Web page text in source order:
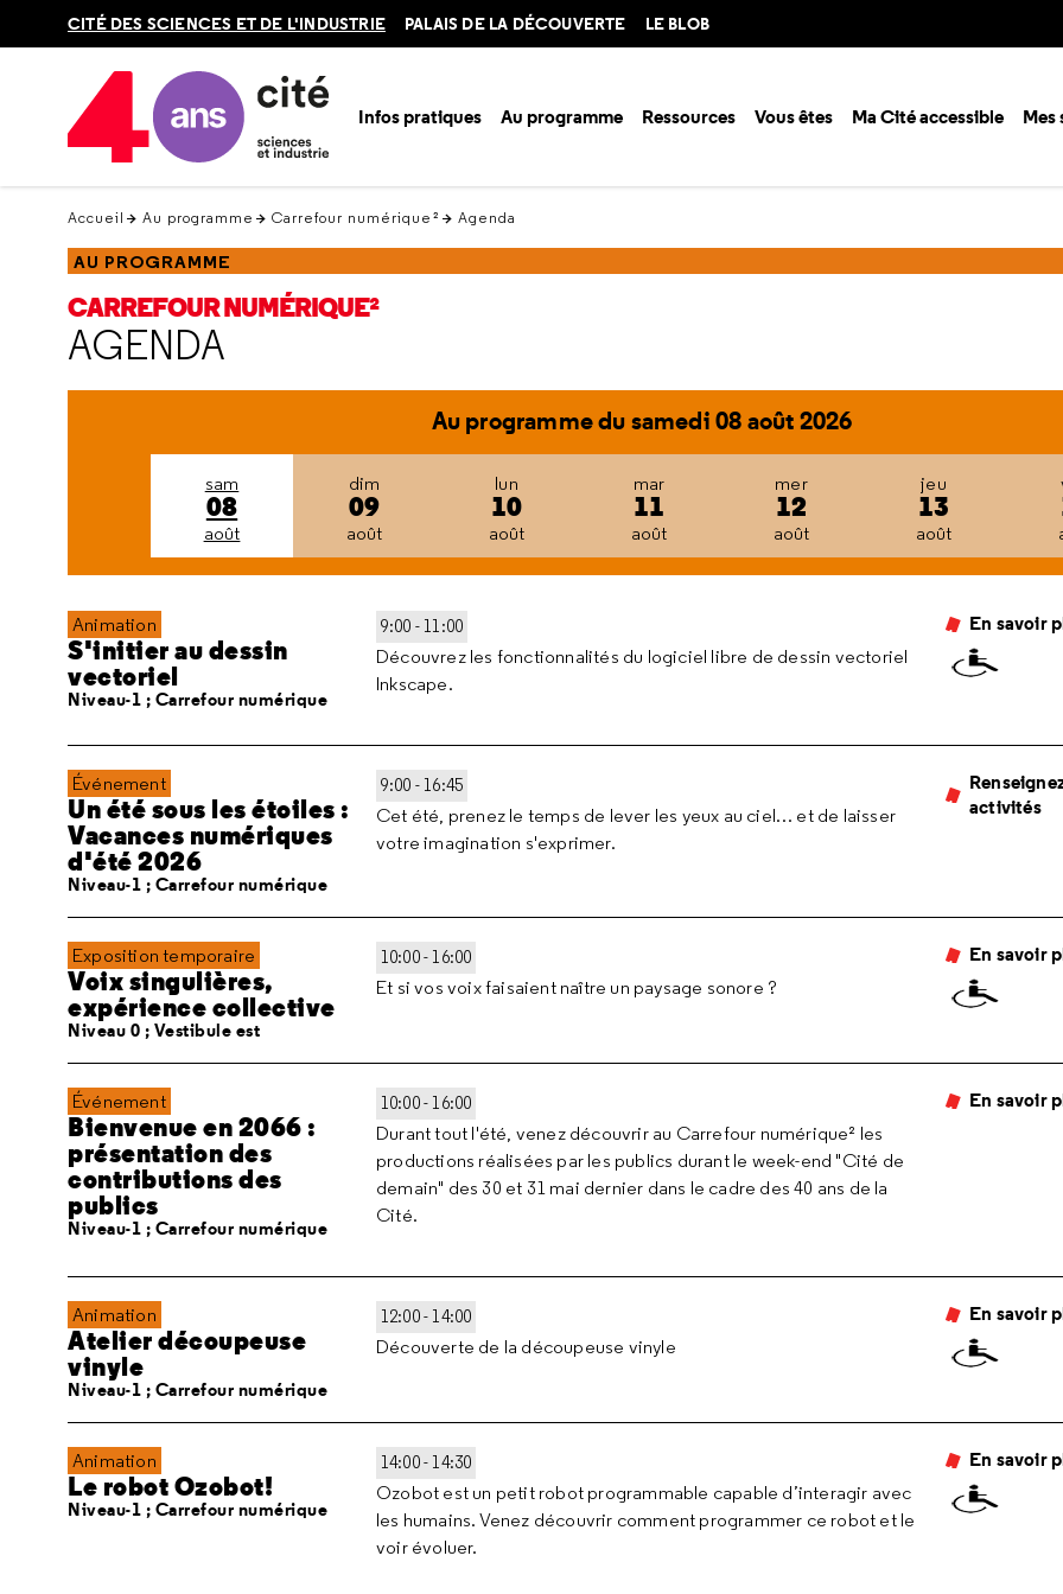
CITÉ DES SCIENCES ET DE L'INDUSTRIE PALAIS DE LA DÉCOUVERTE LE BLOB
Infos pratiques Au programme Ressources Vous êtes Ma Cité accessible Mes
Accueil Au programme Carrefour numérique² Agenda
AU PROGRAMME
CARREFOUR NUMÉRIQUE²
AGENDA
Au programme du samedi 08 août 2026
sam
08
août
dim
09
août
lun
10
août
mar
11
août
mer
12
août
jeu
13
août
Animation
S'initier au dessin
vectoriel
Niveau-1 ; Carrefour numérique
9:00 - 11:00
Découvrez les fonctionnalités du logiciel libre de dessin vectoriel
Inkscape.
en savoir
Événement
Un été sous les étoiles :
Vacances numériques
d'été 2026
Niveau-1 ; Carrefour numérique
9:00 - 16:45
Cet été, prenez le temps de lever les yeux au ciel… et de laisser
votre imagination s'exprimer.
renseignez-vous sur les
activités
Exposition temporaire
Voix singulières,
expérience collective
Niveau 0 ; Vestibule est
10:00 - 16:00
Et si vos voix faisaient naître un paysage sonore ?
en savoir
Événement
Bienvenue en 2066 :
présentation des
contributions des
publics
Niveau-1 ; Carrefour numérique
10:00 - 16:00
Durant tout l'été, venez découvrir au Carrefour numérique² les
productions réalisées par les publics durant le week-end "Cité de
demain" des 30 et 31 mai dernier dans le cadre des 40 ans de la
Cité.
en savoir
Animation
Atelier découpeuse
vinyle
Niveau-1 ; Carrefour numérique
12:00 - 14:00
Découverte de la découpeuse vinyle
en savoir
Animation
Le robot Ozobot!
Niveau-1 ; Carrefour numérique
14:00 - 14:30
Ozobot est un petit robot programmable capable d’interagir avec
les humains. Venez découvrir comment programmer ce robot et le
voir évoluer.
en savoir